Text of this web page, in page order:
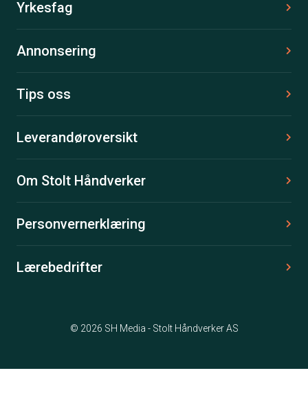
Yrkesfag
Annonsering
Tips oss
Leverandøroversikt
Om Stolt Håndverker
Personvernerklæring
Lærebedrifter